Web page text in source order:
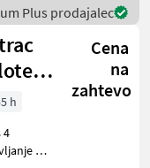
Plus prodajalec
Cena
na
zahtevo
h
4